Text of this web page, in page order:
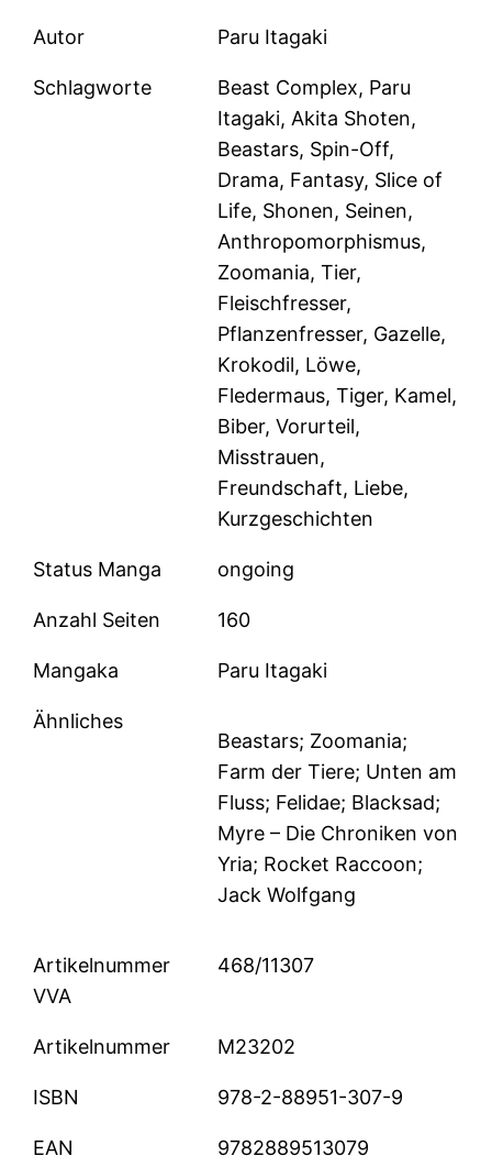
Autor Paru Itagaki
Schlagworte
Beast Complex, Paru
Itagaki, Akita Shoten,
Beastars, Spin-Off,
Drama, Fantasy, Slice of
Life, Shonen, Seinen,
Anthropomorphismus,
Zoomania, Tier,
Fleischfresser,
Pflanzenfresser, Gazelle,
Krokodil, Löwe,
Fledermaus, Tiger, Kamel,
Biber, Vorurteil,
Misstrauen,
Freundschaft, Liebe,
Kurzgeschichten
Status Manga ongoing
Anzahl Seiten 160
Mangaka Paru Itagaki
Ähnliches
Beastars; Zoomania;
Farm der Tiere; Unten am
Fluss; Felidae; Blacksad;
Myre – Die Chroniken von
Yria; Rocket Raccoon;
Jack Wolfgang
Artikelnummer
VVA
468/11307
Artikelnummer M23202
ISBN 978-2-88951-307-9
EAN 9782889513079